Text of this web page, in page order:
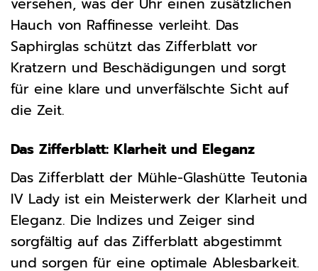
versehen, was der Uhr einen zusätzlichen
Hauch von Raffinesse verleiht. Das
Saphirglas schützt das Zifferblatt vor
Kratzern und Beschädigungen und sorgt
für eine klare und unverfälschte Sicht auf
die Zeit.
Das Zifferblatt: Klarheit und Eleganz
Das Zifferblatt der Mühle-Glashütte Teutonia
IV Lady ist ein Meisterwerk der Klarheit und
Eleganz. Die Indizes und Zeiger sind
sorgfältig auf das Zifferblatt abgestimmt
und sorgen für eine optimale Ablesbarkeit.